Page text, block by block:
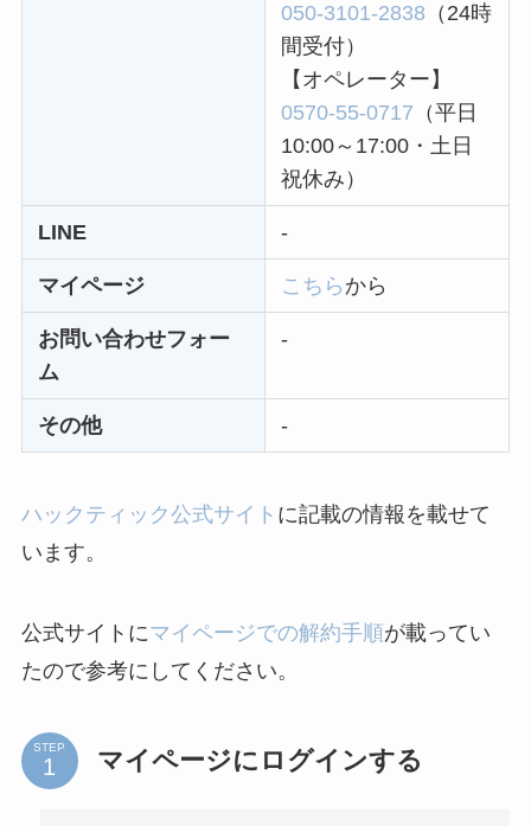
なにわサプリ
Sivorune(シボルネ)
なぜ解約できない？
電話以外に手続きす
る方法ある？
ニューZの解約まと
め！電話が繋がらな
い時の裏ワザ
する方法を完全攻略
050-3101-2838 （24時
間受付）
【オペレーター】
0570-55-0717 （平日
10:00～17:00・土日
祝休み）
LINE -
マイページ こちら から
お問い合わせフォー
ム
-
その他 -
ハックティック公式サイト に記載の情報を載せて
います。
公式サイトにマイページでの解約手順が載ってい
たので参考にしてください。
STEP マイページにログインする